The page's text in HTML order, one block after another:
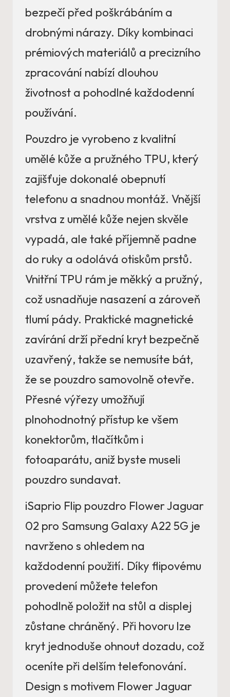
bezpečí před poškrábáním a
drobnými nárazy. Díky kombinaci
prémiových materiálů a precizního
zpracování nabízí dlouhou
životnost a pohodlné každodenní
používání.
Pouzdro je vyrobeno z kvalitní
umělé kůže a pružného TPU, který
zajišťuje dokonalé obepnutí
telefonu a snadnou montáž. Vnější
vrstva z umělé kůže nejen skvěle
vypadá, ale také příjemně padne
do ruky a odolává otiskům prstů.
Vnitřní TPU rám je měkký a pružný,
což usnadňuje nasazení a zároveň
tlumí pády. Praktické magnetické
zavírání drží přední kryt bezpečně
uzavřený, takže se nemusíte bát,
že se pouzdro samovolně otevře.
Přesné výřezy umožňují
plnohodnotný přístup ke všem
konektorům, tlačítkům i
fotoaparátu, aniž byste museli
pouzdro sundavat.
iSaprio Flip pouzdro Flower Jaguar
02 pro Samsung Galaxy A22 5G je
navrženo s ohledem na
každodenní použití. Díky flipovému
provedení můžete telefon
pohodlně položit na stůl a displej
zůstane chráněný. Při hovoru lze
kryt jednoduše ohnout dozadu, což
oceníte při delším telefonování.
Design s motivem Flower Jaguar